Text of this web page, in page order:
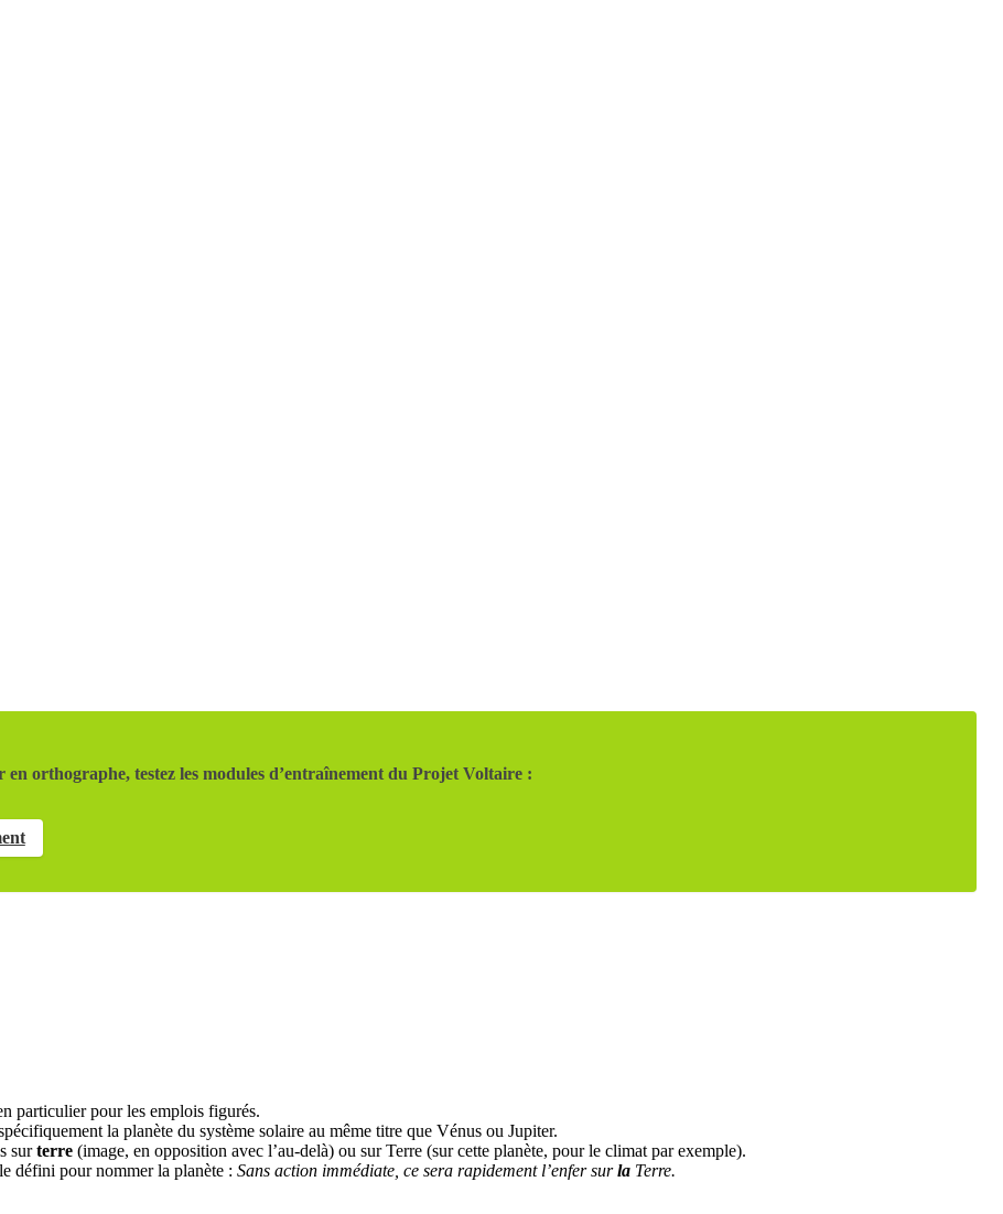
en orthographe, testez les modules d’entraînement du Projet Voltaire :
particulier pour les emplois figurés.
la planète du système solaire au même titre que Vénus ou Jupiter.
surterre (image, en opposition avec l’au-delà) ou sur Terre (sur cette planète, pour le climat par exemple).
défini pour nommer la planète : Sans action immédiate, ce sera rapidement l’enfer surla Terre.